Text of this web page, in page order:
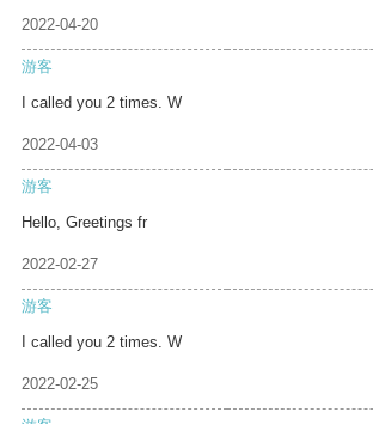
2022-04-20
游客
I called you 2 times. W
2022-04-03
游客
Hello, Greetings fr
2022-02-27
游客
I called you 2 times. W
2022-02-25